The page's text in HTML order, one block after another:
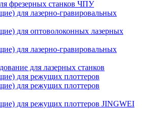
фрезерных станков ЧПУ
для лазерно-гравировальных
для оптоволоконных лазерных
для лазерно-гравировальных
для лазерных станков
для режущих плоттеров
для режущих плоттеров
для режущих плоттеров JINGWEI